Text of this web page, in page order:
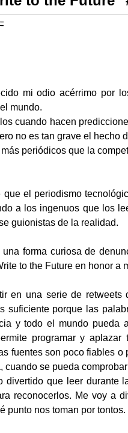
mi odio acérrimo por
mundo.
cuando hacen
no es tan grave el hecho
periódicos que la
que el periodismo
a los ingenuos que los
guionistas de la realidad.
forma curiosa de
to the Future en honor a
en una serie de
suficiente porque las
y todo el mundo pueda
programar y
fuentes son poco fiables
cuando se pueda
divertido que leer durante
reconocerlos. Me voy a
punto nos toman por tontos.